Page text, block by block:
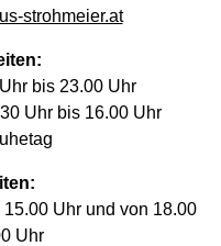
strohmeier.at
bis 23.00 Uhr
Uhr bis 16.00 Uhr
Uhr und von 18.00
Uhr